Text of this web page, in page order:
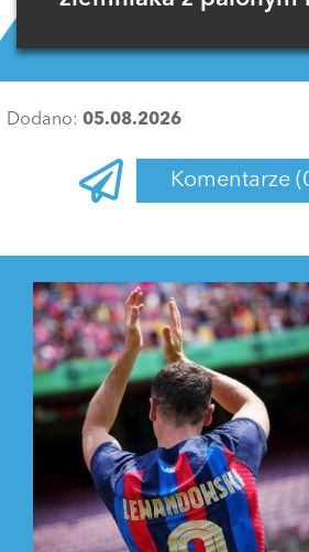
Dodano: 05.08.2026
Komentarze